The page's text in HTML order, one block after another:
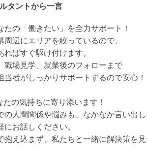
タントから一言
の「働きたい」を全力サポート！
周辺にエリアを絞っているので、
ればすぐ駆け付けます。
職場見学、就業後のフォローまで
当者がしっかりサポートするので安心！
の気持ちに寄り添います！
の人間関係や悩みも、なかなか言い出
にお話しください。
抱え込まず、私たちと一緒に解決策を